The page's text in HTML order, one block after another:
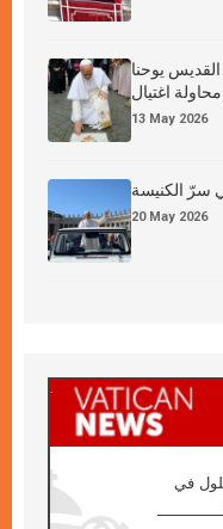
القديس يوحنا
اغتيال
13 May 2026
سرّ الكنيسة
20 May 2026
في